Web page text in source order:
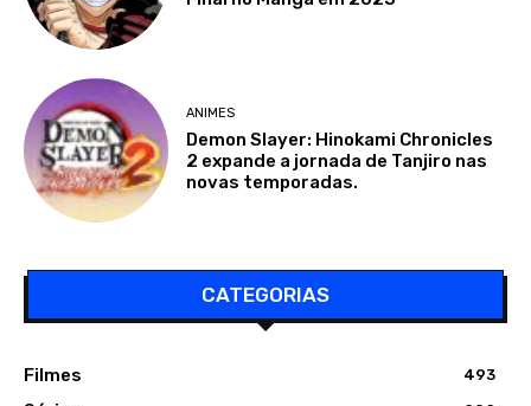
ANIMES
Demon Slayer: Hinokami Chronicles
2 expande a jornada de Tanjiro nas
novas temporadas.
CATEGORIAS
Filmes 493